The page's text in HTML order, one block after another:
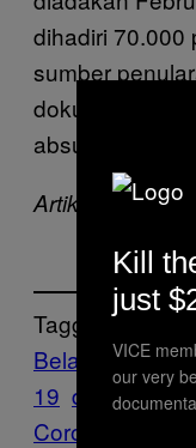
dihadiri 70.000
sumber
dokumenter
absurd
Artikel ini
Tagged:
Belarus
19 dokumenter
Corona
Kill
just
VICE
our very